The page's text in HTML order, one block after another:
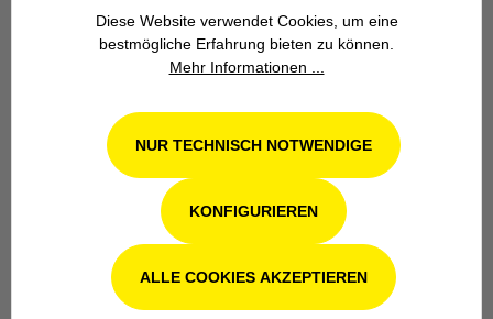
Wir stehen seit über 100 Jahren als
Familienbetrieb in 4. Generation für
Zuverlässigkeit.
Werkstatt in Odenthal / Köln
Diese Website verwendet Cookies, um eine
bestmögliche Erfahrung bieten zu können.
Mehr Informationen ...
NUR TECHNISCH NOTWENDIGE
KONFIGURIEREN
ALLE COOKIES AKZEPTIEREN